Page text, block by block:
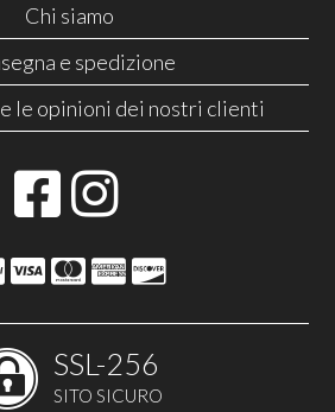
Chi siamo
e spedizione
le opinioni dei nostri clienti
SSL-256
SITO SICURO